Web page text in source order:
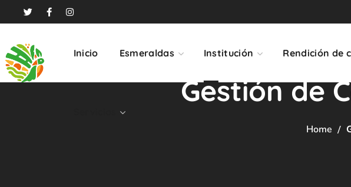
Inicio Esmeraldas Institución Rendición de
Gestión de
Home